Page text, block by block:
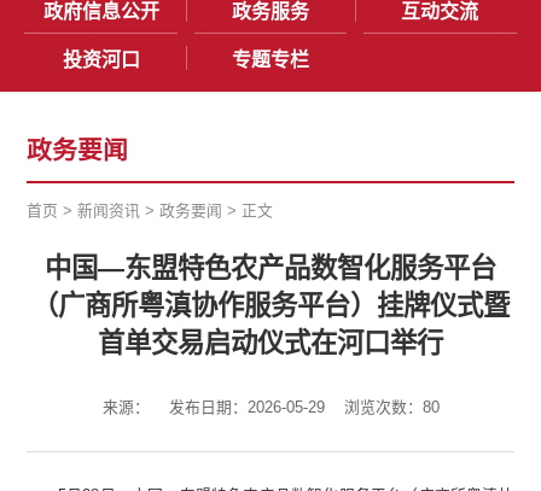
政府信息公开 政务服务 互动交流
投资河口 专题专栏
政务要闻
首页 >新闻资讯 >政务要闻 > 正文
中国—东盟特色农产品数智化服务平台
（广商所粤滇协作服务平台）挂牌仪式暨
首单交易启动仪式在河口举行
来源： 发布日期：2026-05-29 浏览次数： 80